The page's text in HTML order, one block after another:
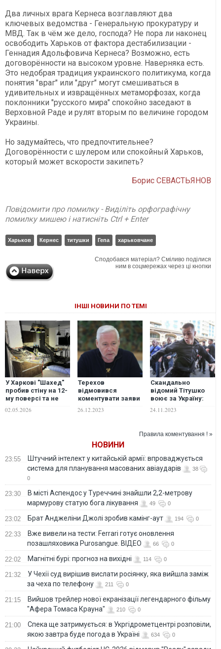
Два личных врага Кернеса возглавляют два
ключевых ведомства - Генеральную прокуратуру и
МВД. Так в чём же дело, господа? Не пора ли наконец
освободить Харьков от фактора дестабилизации -
Геннадия Адольфовича Кернеса? Возможно, есть
договорённости на высоком уровне. Наверняка есть.
Это недобрая традиция украинского политикума, когда
понятия "враг" или "друг" могут смешиваться в
удивительных и извращённых метаморфозах, когда
поклонники "русского мира" спокойно заседают в
Верховной Раде и рулят вторым по величине городом
Украины.
Но задумайтесь, что предпочтительнее?
Договорённости с шулером или спокойный Харьков,
который может вскорости закипеть?
Борис СЕВАСТЬЯНОВ
Повідомити про помилку - Виділіть орфографічну
помилку мишею і натисніть Ctrl + Enter
Харьков Кернес титушки Гепа харьковчане
Сподобався матеріал? Сміливо поділися
ним в соцмережах через ці кнопки
ІНШІ НОВИНИ ПО ТЕМІ
У Харкові "Шахед"
пробив стіну на 12-
му поверсі та не
02.05.2026
Терехов
відмовився
коментувати заяви
підробку
26.12.2023
Скандально
відомий Тітушко
воює за Україну:
посаду
24.11.2023
Правила коментування ! »
НОВИНИ
23:55
Штучний інтелект у китайській армії: впроваджується
система для планування масованих авіаударів
38
0
23:30
В місті Аспендос у Туреччині знайшли 2,2-метрову
мармурову статую бога лікування
49 0
23:02 Брат Анджеліни Джолі зробив камінг-аут 194 0
22:33
Вже вивели на тести: Ferrari готує оновлення
позашляховика Purosangue. ВІДЕО
66 0
22:02 Магнітні бурі: прогноз на вихідні 114 0
21:32
У Чехії суд вирішив вислати росіянку, яка вийшла заміж
за чеха по телефону
211 0
21:15
Вийшов трейлер нової екранізації легендарного фільму
"Афера Томаса Крауна"
210 0
21:00
Спека ще затримується: в Укргідрометцентрі розповіли,
якою завтра буде погода в Україні
634 0